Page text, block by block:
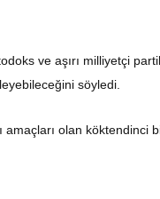
ve aşırı milliyetçi
söyledi.
amaçları olan köktendinci